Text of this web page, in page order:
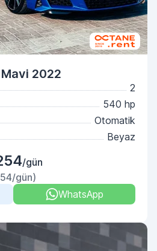
2022
2
540 hp
Otomatik
Beyaz
/gün
gün)
WhatsApp